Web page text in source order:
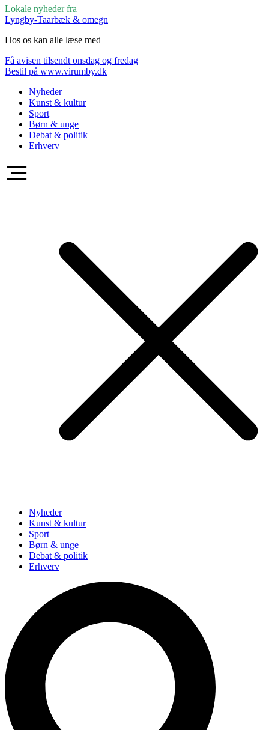
Lokale nyheder fra
Lyngby-Taarbæk & omegn
Hos os kan alle læse med
Få avisen tilsendt onsdag og fredag
Bestil på www.virumby.dk
Nyheder
Kunst & kultur
Sport
Børn & unge
Debat & politik
Erhverv
Nyheder
Kunst & kultur
Sport
Børn & unge
Debat & politik
Erhverv